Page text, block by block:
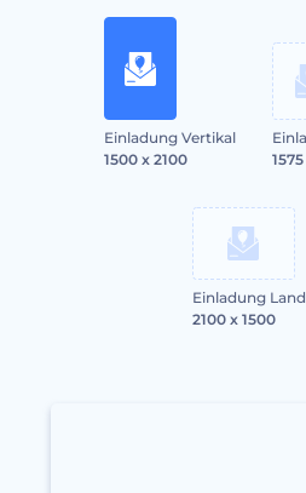
Einladung Vertikal
1500 x 2100
Einladung
2100 x 1500